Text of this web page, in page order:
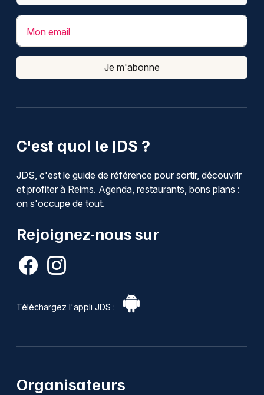
C'est quoi le JDS ?
JDS, c'est le guide de référence pour sortir, découvrir
et profiter à Reims. Agenda, restaurants, bons plans :
on s'occupe de tout.
Rejoignez-nous sur
Téléchargez l'appli JDS :
Mon email
Je m'abonne
Organisateurs